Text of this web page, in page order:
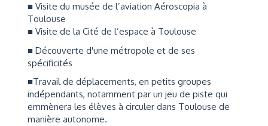
■ Visite du musée de l’aviation Aéroscopia à
Toulouse
■ Visite de la Cité de l’espace à Toulouse
■ Découverte d'une métropole et de ses
spécificités
■Travail de déplacements, en petits groupes
indépendants, notamment par un jeu de piste qui
emmènera les élèves à circuler dans Toulouse de
manière autonome.